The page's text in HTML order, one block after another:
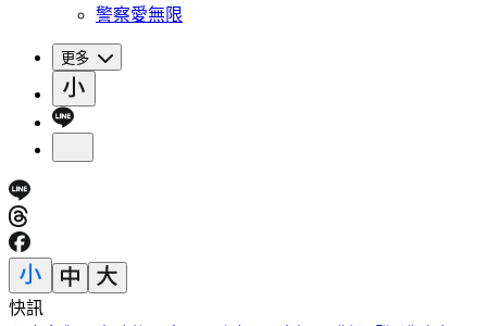
警察愛無限
更多
快訊